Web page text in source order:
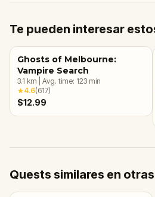
Te pueden interesar
Ghosts of Melbourne:
Vampire Search
3.1 km Avg. time: 123 min
★4.6(617)
$12.99
Quests similares en